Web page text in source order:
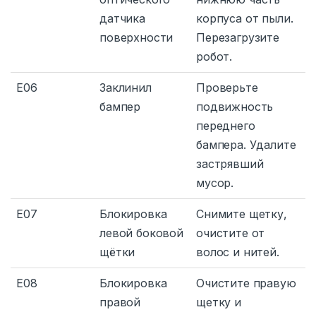
датчика
поверхности
корпуса от пыли.
Перезагрузите
робот.
E06
Заклинил
бампер
Проверьте
подвижность
переднего
бампера. Удалите
застрявший
мусор.
E07
Блокировка
левой боковой
щётки
Снимите щетку,
очистите от
волос и нитей.
E08
Блокировка
правой
Очистите правую
щетку и